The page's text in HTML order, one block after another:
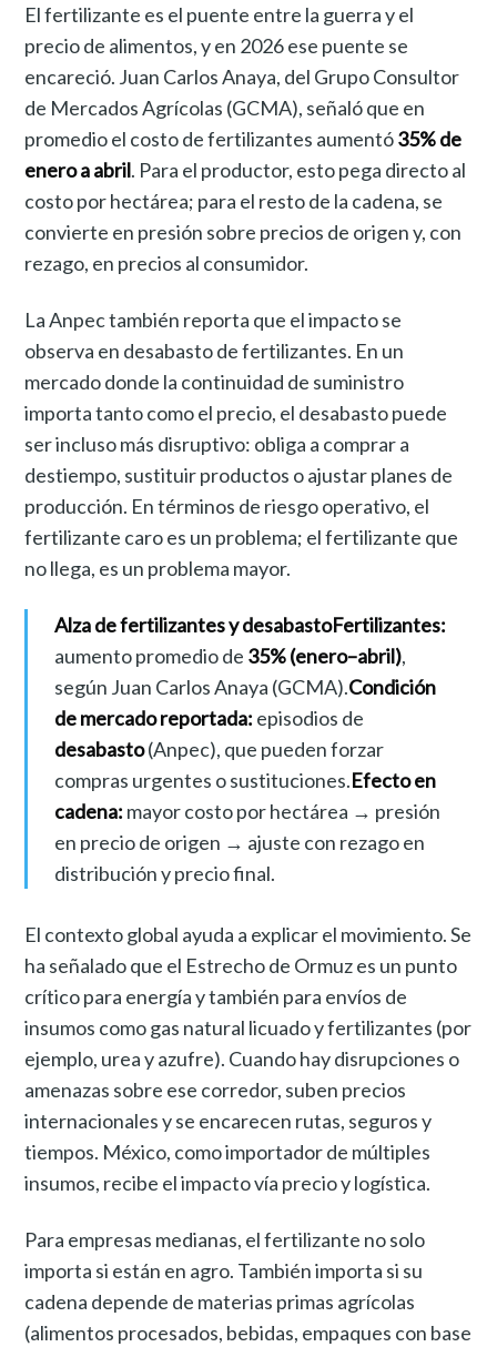
El fertilizante es el puente entre la guerra y el
precio de alimentos, y en 2026 ese puente se
encareció. Juan Carlos Anaya, del Grupo Consultor
de Mercados Agrícolas (GCMA), señaló que en
promedio el costo de fertilizantes aumentó35% de
enero a abril. Para el productor, esto pega directo al
costo por hectárea; para el resto de la cadena, se
convierte en presión sobre precios de origen y, con
rezago, en precios al consumidor.
La Anpec también reporta que el impacto se
observa en desabasto de fertilizantes. En un
mercado donde la continuidad de suministro
importa tanto como el precio, el desabasto puede
ser incluso más disruptivo: obliga a comprar a
destiempo, sustituir productos o ajustar planes de
producción. En términos de riesgo operativo, el
fertilizante caro es un problema; el fertilizante que
no llega, es un problema mayor.
Alza de fertilizantes y desabastoFertilizantes:
aumento promedio de 35% (enero–abril),
según Juan Carlos Anaya (GCMA).Condición
de mercado reportada: episodios de
desabasto(Anpec), que pueden forzar
compras urgentes o sustituciones.Efecto en
cadena: mayor costo por hectárea → presión
en precio de origen → ajuste con rezago en
distribución y precio final.
El contexto global ayuda a explicar el movimiento. Se
ha señalado que el Estrecho de Ormuz es un punto
crítico para energía y también para envíos de
insumos como gas natural licuado y fertilizantes (por
ejemplo, urea y azufre). Cuando hay disrupciones o
amenazas sobre ese corredor, suben precios
internacionales y se encarecen rutas, seguros y
tiempos. México, como importador de múltiples
insumos, recibe el impacto vía precio y logística.
Para empresas medianas, el fertilizante no solo
importa si están en agro. También importa si su
cadena depende de materias primas agrícolas
(alimentos procesados, bebidas, empaques con base